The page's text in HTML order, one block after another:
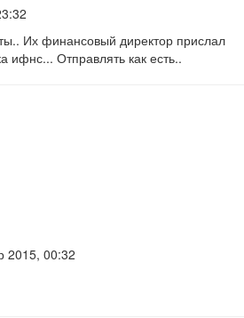
Их финансовый директор прислал
ифнс... Отправлять как есть..
2015, 00:32